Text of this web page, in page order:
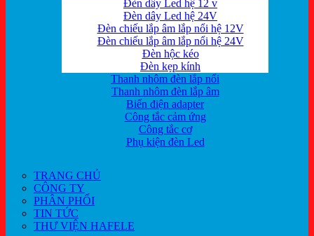
Đèn dây Led hệ 12 v
Đèn dây Led hệ 24V
Đèn chiếu lắp âm lắp nổi hệ 12V
Đèn chiếu lắp âm lắp nổi hệ 24V
Đèn hộc kéo
Đèn kẹp kính
Thanh nhôm đèn lắp nổi
Thanh nhôm đèn lắp âm
Biến điện adapter
Công tắc cảm ứng
Công tắc cơ
Phụ kiện đèn Led
TRANG CHỦ
CÔNG TY
PHÂN PHỐI
TIN TỨC
THƯ VIỆN HAFELE